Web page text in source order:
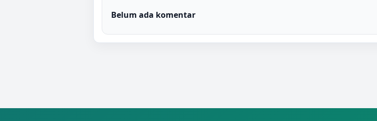
Belum ada komentar